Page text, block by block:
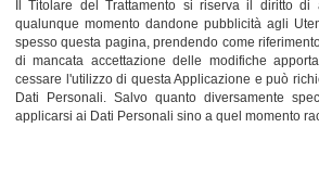
Il Titolare del Trattamento si riserva il diritto
qualunque momento dandone pubblicità agli
spesso questa pagina, prendendo come
di mancata accettazione delle modifiche
cessare l'utilizzo di questa Applicazione e può
Dati Personali. Salvo quanto diversamente
applicarsi ai Dati Personali sino a quel momento